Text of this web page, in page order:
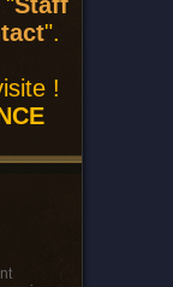
"Staff
".
!